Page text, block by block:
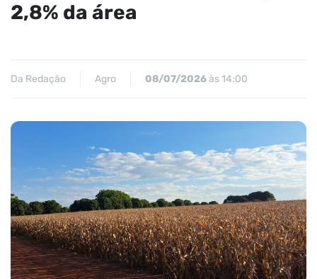
2,8% da área
Da Redação Agro 08/07/2026às 14:00